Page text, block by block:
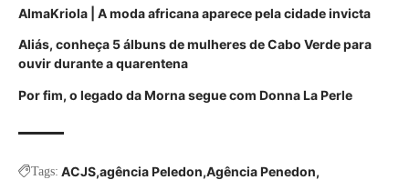
AlmaKriola | A moda africana aparece pela cidade invicta
Aliás, conheça 5 álbuns de mulheres de Cabo Verde para
ouvir durante a quarentena
Por fim, o legado da Morna segue com Donna La Perle
Tags: ACJS agência Peledon Agência Penedon